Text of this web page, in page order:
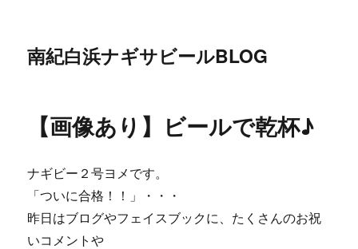
南紀白浜ナギサビールBLOG
【画像あり】ビールで乾杯♪
ナギビー２号ヨメです。
「ついに合格！！」・・・
昨日はブログやフェイスブックに、たくさんのお祝
いコメントや